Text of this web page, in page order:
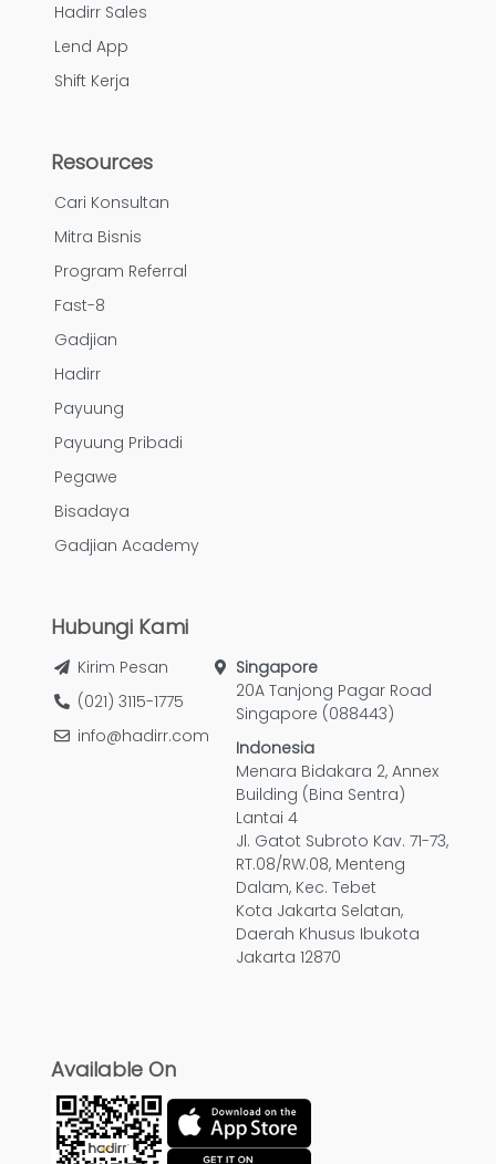
Hadirr Sales
Lend App
Shift Kerja
Resources
Cari Konsultan
Mitra Bisnis
Program Referral
Fast-8
Gadjian
Hadirr
Payuung
Payuung Pribadi
Pegawe
Bisadaya
Gadjian Academy
Hubungi Kami
Kirim Pesan
(021) 3115-1775
info@hadirr.com
Singapore
20A Tanjong Pagar Road
Singapore (088443)
Indonesia
Menara Bidakara 2, Annex
Building (Bina Sentra)
Lantai 4
Jl. Gatot Subroto Kav. 71-73,
RT.08/RW.08, Menteng
Dalam, Kec. Tebet
Kota Jakarta Selatan,
Daerah Khusus Ibukota
Jakarta 12870
Available On